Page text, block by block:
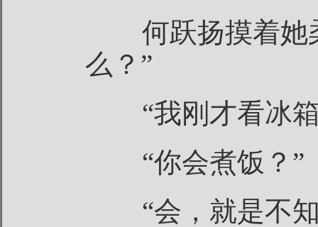
何跃扬摸着她
么？”
“我刚才看冰箱
“你会煮饭？”
“会，就是不知